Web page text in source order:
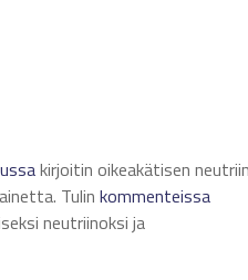
kirjoitin oikeakätisen
Tulin kommenteissa
neutriinoksi ja